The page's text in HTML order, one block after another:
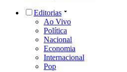
Editorias
Ao Vivo
Política
Nacional
Economia
Internacional
Pop